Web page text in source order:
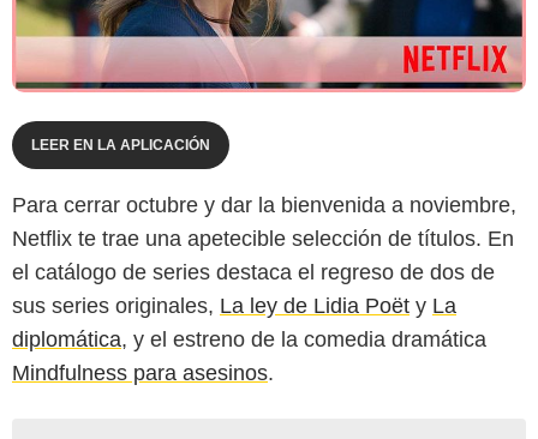
LEER EN LA APLICACIÓN
Para cerrar octubre y dar la bienvenida a noviembre,
Netflix te trae una apetecible selección de títulos. En
el catálogo de series destaca el regreso de dos de
sus series originales, La ley de Lidia Poët y La
diplomática, y el estreno de la comedia dramática
Mindfulness para asesinos.